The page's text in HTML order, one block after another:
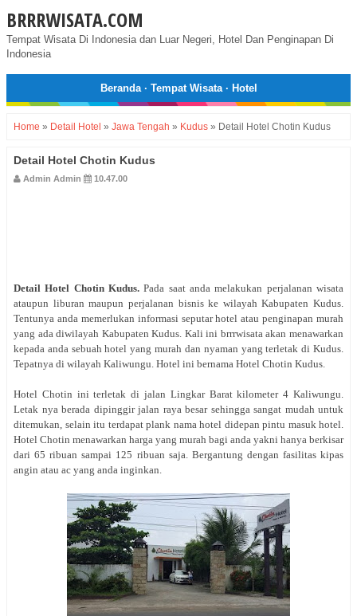
BRRRWISATA.COM
Tempat Wisata Di Indonesia dan Luar Negeri, Hotel Dan Penginapan Di
Indonesia
Beranda· Tempat Wisata· Hotel
Home » Detail Hotel » Jawa Tengah » Kudus » Detail Hotel Chotin Kudus
Detail Hotel Chotin Kudus
Admin Admin 10.47.00
Detail Hotel Chotin Kudus.Pada saat anda melakukan perjalanan wisata
ataupun liburan maupun perjalanan bisnis ke wilayah Kabupaten Kudus.
Tentunya anda memerlukan informasi seputar hotel atau penginapan murah
yang ada diwilayah Kabupaten Kudus. Kali ini brrrwisata akan menawarkan
kepada anda sebuah hotel yang murah dan nyaman yang terletak di Kudus.
Tepatnya di wilayah Kaliwungu. Hotel ini bernama Hotel Chotin Kudus.
Hotel Chotin ini terletak di jalan Lingkar Barat kilometer 4 Kaliwungu.
Letak nya berada dipinggir jalan raya besar sehingga sangat mudah untuk
ditemukan, selain itu terdapat plank nama hotel didepan pintu masuk hotel.
Hotel Chotin menawarkan harga yang murah bagi anda yakni hanya berkisar
dari 65 ribuan sampai 125 ribuan saja. Bergantung dengan fasilitas kipas
angin atau ac yang anda inginkan.